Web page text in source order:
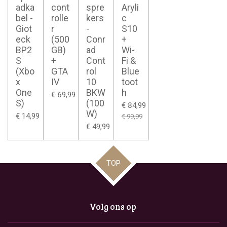
adka
bel -
Giot
eck
BP2
S
(Xbo
x
One
S)
€ 14,99
cont
rolle
r
(500
GB)
+
GTA
IV
€ 69,99
spre
kers
-
Conr
ad
Cont
rol
10
BKW
(100
W)
€ 49,99
Aryli
c
S10
+
Wi-
Fi &
Blue
toot
h
€ 84,99
€ 99,99
TOP
Volg ons op